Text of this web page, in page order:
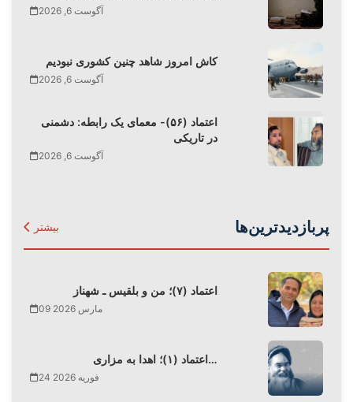
آگوست 6, 2026
کاش امروز شاهد چنین کشوری نبودیم
آگوست 6, 2026
اعتماد (۵۶)- معمای یک رابطه: دشمنی
در تاریکی
آگوست 6, 2026
پربازدیدترین‌ها بیشتر
اعتماد (۷)؛ من و بلقیس ـ شهناز
09 مارس 2026
اعتماد (۱)؛ اهدا به مزاری…
24 فوریه 2026